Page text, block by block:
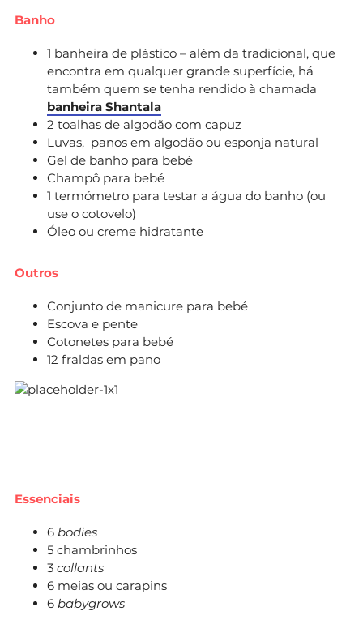
Banho
1 banheira de plástico – além da tradicional, que
encontra em qualquer grande superfície, há
também quem se tenha rendido à chamada
banheira Shantala
2 toalhas de algodão com capuz
Luvas, panos em algodão ou esponja natural
Gel de banho para bebé
Champô para bebé
1 termómetro para testar a água do banho (ou
use o cotovelo)
Óleo ou creme hidratante
Outros
Conjunto de manicure para bebé
Escova e pente
Cotonetes para bebé
12 fraldas em pano
Essenciais
6 bodies
5 chambrinhos
3 collants
6 meias ou carapins
6 babygrows